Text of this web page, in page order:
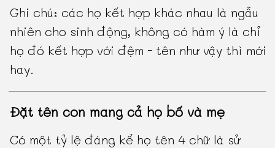
Ghi chú: các họ kết hợp khác nhau là ngẫu
nhiên cho sinh động, không có hàm ý là chỉ
họ đó kết hợp với đệm - tên như vậy thì mới
hay.
Đặt tên con mang cả họ bố và mẹ
Có một tỷ lệ đáng kể họ tên 4 chữ là sử